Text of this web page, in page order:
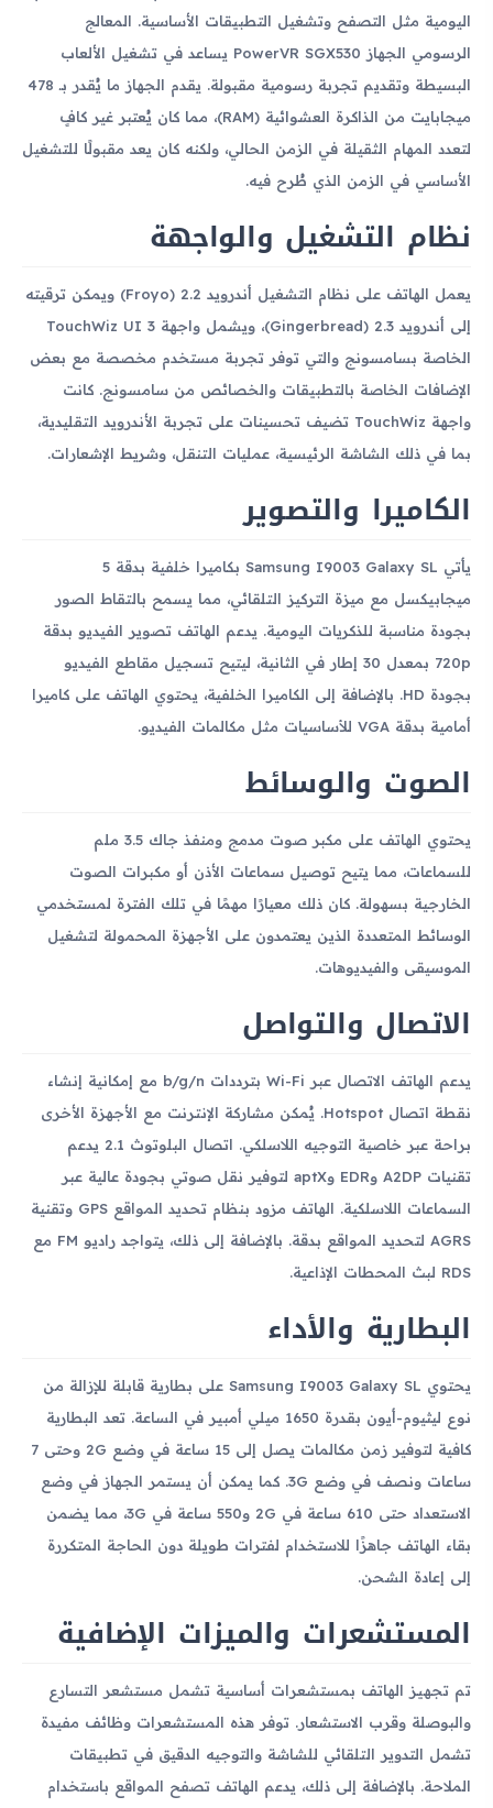
اليومية مثل التصفح وتشغيل التطبيقات الأساسية. المعالج
الرسومي الجهاز PowerVR SGX530 يساعد في تشغيل الألعاب
البسيطة وتقديم تجربة رسومية مقبولة. يقدم الجهاز ما يُقدر بـ 478
ميجابايت من الذاكرة العشوائية (RAM)، مما كان يُعتبر غير كافٍ
لتعدد المهام الثقيلة في الزمن الحالي، ولكنه كان يعد مقبولًا للتشغيل
الأساسي في الزمن الذي طُرح فيه.
نظام التشغيل والواجهة
يعمل الهاتف على نظام التشغيل أندرويد 2.2 (Froyo) ويمكن ترقيته
إلى أندرويد 2.3 (Gingerbread)، ويشمل واجهة TouchWiz UI 3
الخاصة بسامسونج والتي توفر تجربة مستخدم مخصصة مع بعض
الإضافات الخاصة بالتطبيقات والخصائص من سامسونج. كانت
واجهة TouchWiz تضيف تحسينات على تجربة الأندرويد التقليدية،
بما في ذلك الشاشة الرئيسية، عمليات التنقل، وشريط الإشعارات.
الكاميرا والتصوير
يأتي Samsung I9003 Galaxy SL بكاميرا خلفية بدقة 5
ميجابيكسل مع ميزة التركيز التلقائي، مما يسمح بالتقاط الصور
بجودة مناسبة للذكريات اليومية. يدعم الهاتف تصوير الفيديو بدقة
720p بمعدل 30 إطار في الثانية، ليتيح تسجيل مقاطع الفيديو
بجودة HD. بالإضافة إلى الكاميرا الخلفية، يحتوي الهاتف على كاميرا
أمامية بدقة VGA للأساسيات مثل مكالمات الفيديو.
الصوت والوسائط
يحتوي الهاتف على مكبر صوت مدمج ومنفذ جاك 3.5 ملم
للسماعات، مما يتيح توصيل سماعات الأذن أو مكبرات الصوت
الخارجية بسهولة. كان ذلك معيارًا مهمًا في تلك الفترة لمستخدمي
الوسائط المتعددة الذين يعتمدون على الأجهزة المحمولة لتشغيل
الموسيقى والفيديوهات.
الاتصال والتواصل
يدعم الهاتف الاتصال عبر Wi-Fi بترددات b/g/n مع إمكانية إنشاء
نقطة اتصال Hotspot. يُمكن مشاركة الإنترنت مع الأجهزة الأخرى
براحة عبر خاصية التوجيه اللاسلكي. اتصال البلوتوث 2.1 يدعم
تقنيات A2DP وEDR وaptX لتوفير نقل صوتي بجودة عالية عبر
السماعات اللاسلكية. الهاتف مزود بنظام تحديد المواقع GPS وتقنية
AGRS لتحديد المواقع بدقة. بالإضافة إلى ذلك، يتواجد راديو FM مع
RDS لبث المحطات الإذاعية.
البطارية والأداء
يحتوي Samsung I9003 Galaxy SL على بطارية قابلة للإزالة من
نوع ليثيوم-أيون بقدرة 1650 ميلي أمبير في الساعة. تعد البطارية
كافية لتوفير زمن مكالمات يصل إلى 15 ساعة في وضع 2G وحتى 7
ساعات ونصف في وضع 3G. كما يمكن أن يستمر الجهاز في وضع
الاستعداد حتى 610 ساعة في 2G و550 ساعة في 3G، مما يضمن
بقاء الهاتف جاهزًا للاستخدام لفترات طويلة دون الحاجة المتكررة
إلى إعادة الشحن.
المستشعرات والميزات الإضافية
تم تجهيز الهاتف بمستشعرات أساسية تشمل مستشعر التسارع
والبوصلة وقرب الاستشعار. توفر هذه المستشعرات وظائف مفيدة
تشمل التدوير التلقائي للشاشة والتوجيه الدقيق في تطبيقات
الملاحة. بالإضافة إلى ذلك، يدعم الهاتف تصفح المواقع باستخدام